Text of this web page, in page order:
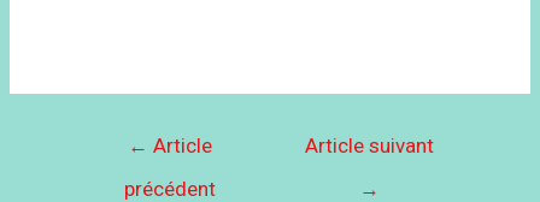
← Article
précédent
Article suivant
→